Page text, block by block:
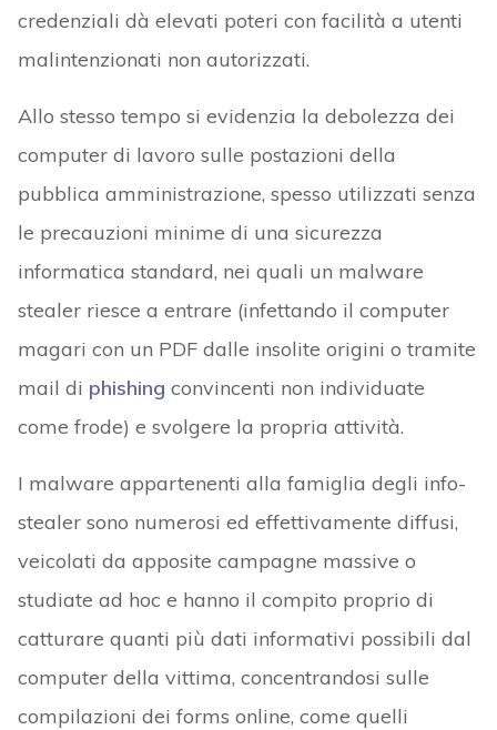
credenziali dà elevati poteri con facilità a utenti
malintenzionati non autorizzati.
Allo stesso tempo si evidenzia la debolezza dei
computer di lavoro sulle postazioni della
pubblica amministrazione, spesso utilizzati senza
le precauzioni minime di una sicurezza
informatica standard, nei quali un malware
stealer riesce a entrare (infettando il computer
magari con un PDF dalle insolite origini o tramite
mail di phishing convincenti non individuate
come frode) e svolgere la propria attività.
I malware appartenenti alla famiglia degli info-
stealer sono numerosi ed effettivamente diffusi,
veicolati da apposite campagne massive o
studiate ad hoc e hanno il compito proprio di
catturare quanti più dati informativi possibili dal
computer della vittima, concentrandosi sulle
compilazioni dei forms online, come quelli